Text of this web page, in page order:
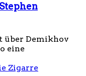
über Demikhov
eine